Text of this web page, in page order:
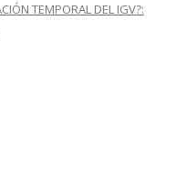
TEMPORAL DEL IGV?: